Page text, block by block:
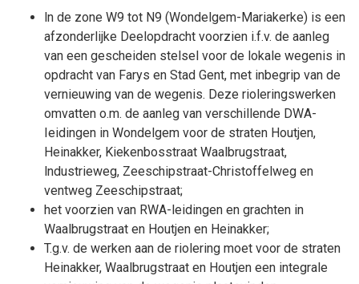
ln de zone W9 tot N9 (Wondelgem-Mariakerke) is een
afzonderlijke Deelopdracht voorzien i.f.v. de aanleg
van een gescheiden stelsel voor de lokale wegenis in
opdracht van Farys en Stad Gent, met inbegrip van de
vernieuwing van de wegenis. Deze rioleringswerken
omvatten o.m. de aanleg van verschillende DWA-
Ieidingen in Wondelgem voor de straten Houtjen,
Heinakker, Kiekenbosstraat Waalbrugstraat,
lndustrieweg, Zeeschipstraat-Christoffelweg en
ventweg Zeeschipstraat;
het voorzien van RWA-leidingen en grachten in
Waalbrugstraat en Houtjen en Heinakker;
T.g.v. de werken aan de riolering moet voor de straten
Heinakker, Waalbrugstraat en Houtjen een integrale